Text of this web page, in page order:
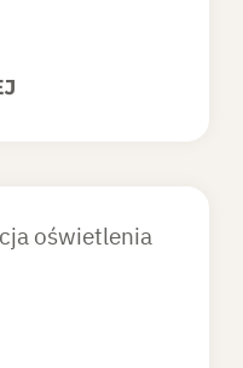
oświetlenia